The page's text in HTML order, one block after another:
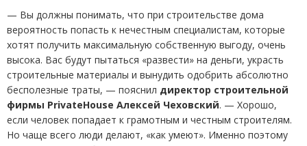
— Вы должны понимать, что при строительстве дома
вероятность попасть к нечестным специалистам, которые
хотят получить максимальную собственную выгоду, очень
высока. Вас будут пытаться «развести» на деньги, украсть
строительные материалы и вынудить одобрить абсолютно
бесполезные траты, — пояснил директор строительной
фирмы PrivateHouse Алексей Чеховский. — Хорошо,
если человек попадает к грамотным и честным строителям.
Но чаще всего люди делают, «как умеют». Именно поэтому